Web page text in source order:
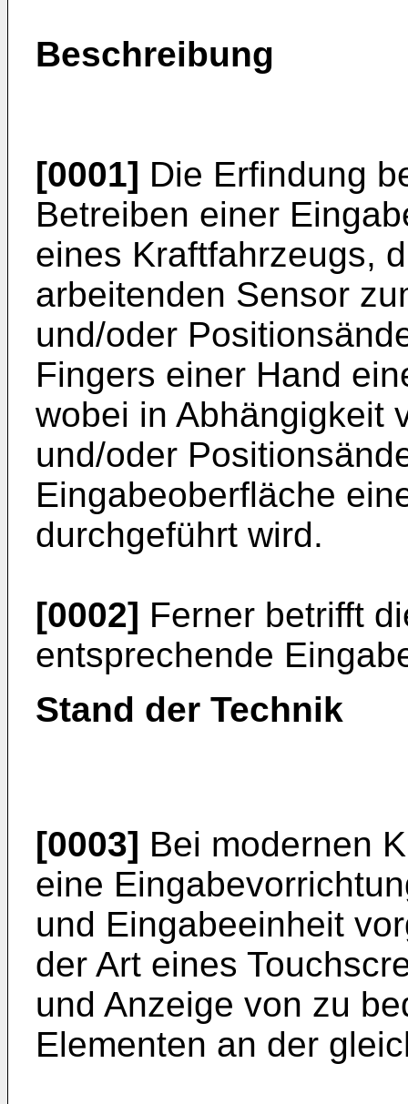
Beschreibung
[0001] Die Erfindung
Betreiben einer
eines Kraftfahrzeugs,
arbeitenden Sensor
und/oder
Fingers einer Hand
wobei in Abhängigkeit
und/oder
Eingabeoberfläche
durchgeführt wird.
[0002] Ferner betrifft
entsprechende
Stand der Technik
[0003] Bei modernen
eine
und Eingabeeinheit
der Art eines
und Anzeige von zu
Elementen an der